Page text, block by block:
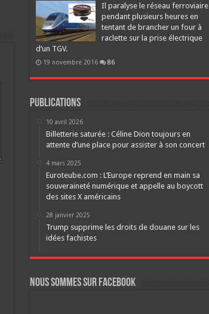
Il paralyse le réseau ferroviaire
pendant plusieurs heures en
tentant de brancher un four à
raclette sur la prise électrique
d’un TGV.
19 novembre 2016 86
Publications
10 avril 2026
Billetterie saturée : Céline Dion toujours en
attente d’une place pour assister à son concert
4 mars 2025
Euroteube.com : L’Europe reprend en main sa
souveraineté numérique et appelle au boycott
des sites X américains
28 janvier 2025
Trump supprime les droits de douane sur les
idées fachistes
Nous sommes sur FaceBook